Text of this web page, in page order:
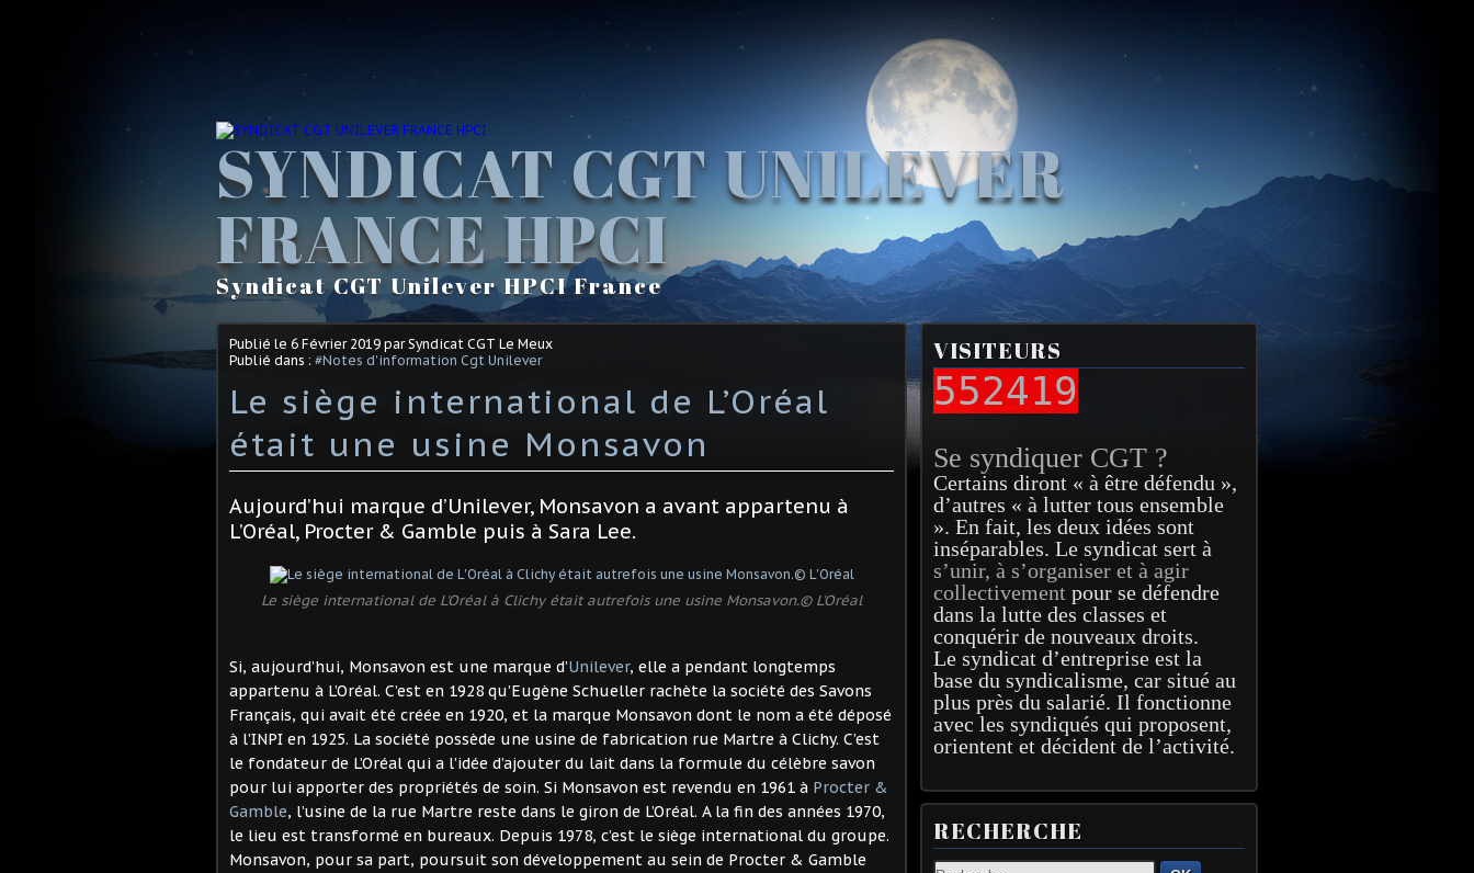
SYNDICAT CGT UNILEVER
FRANCE HPCI
Syndicat CGT Unilever HPCI France
Publié le 6 Février 2019 par Syndicat CGT Le Meux
Publié dans : #Notes d'information Cgt Unilever
Le siège international de L’Oréal
était une usine Monsavon
Aujourd’hui marque d’Unilever, Monsavon a avant appartenu à
L’Oréal, Procter & Gamble puis à Sara Lee.
Le siège international de L'Oréal à Clichy était autrefois une usine Monsavon.© L'Oréal
Si, aujourd’hui, Monsavon est une marque d’Unilever, elle a pendant longtemps
appartenu à L’Oréal. C’est en 1928 qu’Eugène Schueller rachète la société des Savons
Français, qui avait été créée en 1920, et la marque Monsavon dont le nom a été déposé
à l’INPI en 1925. La société possède une usine de fabrication rue Martre à Clichy. C’est
le fondateur de L’Oréal qui a l’idée d’ajouter du lait dans la formule du célèbre savon
pour lui apporter des propriétés de soin. Si Monsavon est revendu en 1961 à Procter &
Gamble, l’usine de la rue Martre reste dans le giron de L’Oréal. A la fin des années 1970,
le lieu est transformé en bureaux. Depuis 1978, c’est le siège international du groupe.
Monsavon, pour sa part, poursuit son développement au sein de Procter & Gamble
VISITEURS
552419
Se syndiquer CGT ?
Certains diront « à être défendu »,
d’autres « à lutter tous ensemble
». En fait, les deux idées sont
inséparables. Le syndicat sert à
s’unir, à s’organiser et à agir
collectivement pour se défendre
dans la lutte des classes et
conquérir de nouveaux droits.
Le syndicat d’entreprise est la
base du syndicalisme, car situé au
plus près du salarié. Il fonctionne
avec les syndiqués qui proposent,
orientent et décident de l’activité.
RECHERCHE